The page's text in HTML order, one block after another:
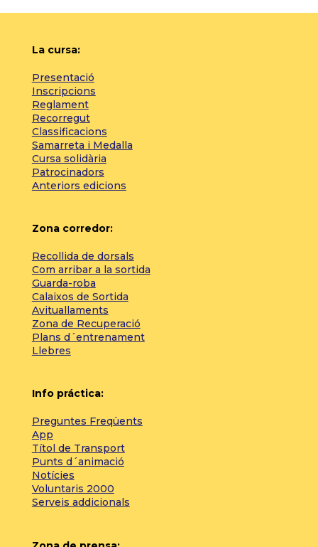
La cursa:
Presentació
Inscripcions
Reglament
Recorregut
Classificacions
Samarreta i Medalla
Cursa solidària
Patrocinadors
Anteriors edicions
Zona corredor:
Recollida de dorsals
Com arribar a la sortida
Guarda-roba
Calaixos de Sortida
Avituallaments
Zona de Recuperació
Plans d´entrenament
Llebres
Info práctica:
Preguntes Freqüents
App
Títol de Transport
Punts d´animació
Notícies
Voluntaris 2000
Serveis addicionals